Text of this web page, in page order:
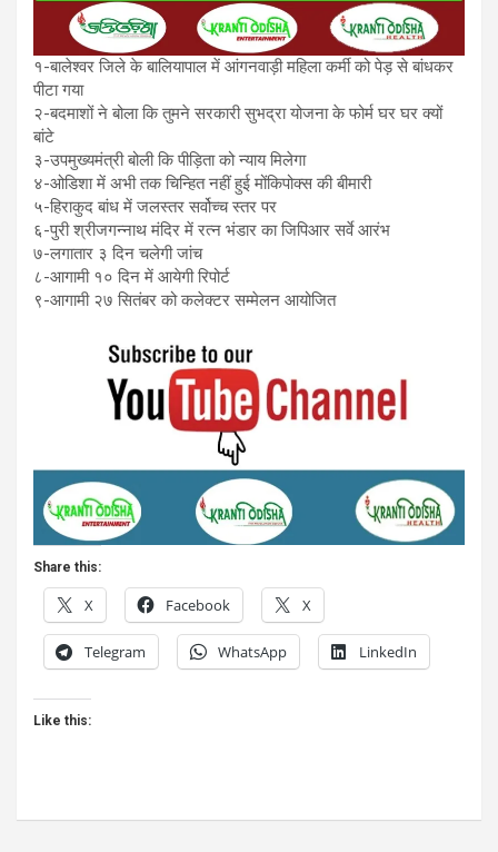
१-बालेश्वर जिले के बालियापाल में आंगनवाड़ी महिला कर्मी को पेड़ से बांधकर
पीटा गया
२-बदमाशों ने बोला कि तुमने सरकारी सुभद्रा योजना के फोर्म घर घर क्यों
बांटे
३-उपमुख्यमंत्री बोली कि पीड़िता को न्याय मिलेगा
४-ओडिशा में अभी तक चिन्हित नहीं हुई मोंकिपोक्स की बीमारी
५-हिराकुद बांध में जलस्तर सर्वोच्च स्तर पर
६-पुरी श्रीजगन्नाथ मंदिर में रत्न भंडार का जिपिआर सर्वे आरंभ
७-लगातार ३ दिन चलेगी जांच
८-आगामी १० दिन में आयेगी रिपोर्ट
९-आगामी २७ सितंबर को कलेक्टर सम्मेलन आयोजित
Share this:
X Facebook X
Telegram WhatsApp LinkedIn
Like this: